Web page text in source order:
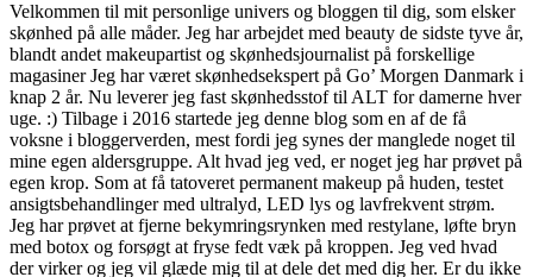
Velkommen til mit personlige univers og bloggen til dig, som elsker
skønhed på alle måder. Jeg har arbejdet med beauty de sidste tyve år,
blandt andet makeupartist og skønhedsjournalist på forskellige
magasiner Jeg har været skønhedsekspert på Go’ Morgen Danmark i
knap 2 år. Nu leverer jeg fast skønhedsstof til ALT for damerne hver
uge. :) Tilbage i 2016 startede jeg denne blog som en af de få
voksne i bloggerverden, mest fordi jeg synes der manglede noget til
mine egen aldersgruppe. Alt hvad jeg ved, er noget jeg har prøvet på
egen krop. Som at få tatoveret permanent makeup på huden, testet
ansigtsbehandlinger med ultralyd, LED lys og lavfrekvent strøm.
Jeg har prøvet at fjerne bekymringsrynken med restylane, løfte bryn
med botox og forsøgt at fryse fedt væk på kroppen. Jeg ved hvad
der virker og jeg vil glæde mig til at dele det med dig her. Er du ikke